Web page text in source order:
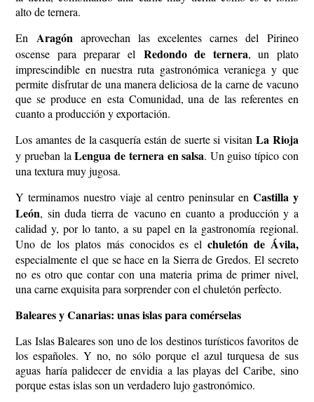
alto de ternera.
En Aragón aprovechan las excelentes carnes del Pirineo
oscense para preparar el Redondo de ternera, un plato
imprescindible en nuestra ruta gastronómica veraniega y que
permite disfrutar de una manera deliciosa de la carne de vacuno
que se produce en esta Comunidad, una de las referentes en
cuanto a producción y exportación.
Los amantes de la casquería están de suerte si visitan La Rioja
y prueban laLengua de ternera en salsa. Un guiso típico con
una textura muy jugosa.
Y terminamos nuestro viaje al centro peninsular en Castilla y
León, sin duda tierra de vacuno en cuanto a producción y a
calidad y, por lo tanto, a su papel en la gastronomía regional.
Uno de los platos más conocidos es el chuletón de Ávila,
especialmente el que se hace en la Sierra de Gredos. El secreto
no es otro que contar con una materia prima de primer nivel,
una carne exquisita para sorprender con el chuletón perfecto.
Baleares y Canarias: unas islas para comérselas
Las Islas Baleares son uno de los destinos turísticos favoritos de
los españoles. Y no, no sólo porque el azul turquesa de sus
aguas haría palidecer de envidia a las playas del Caribe, sino
porque estas islas son un verdadero lujo gastronómico.